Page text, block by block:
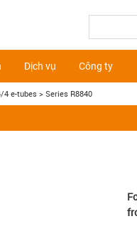
Dịch vụ Công ty
4 e-tubes> Series R8840